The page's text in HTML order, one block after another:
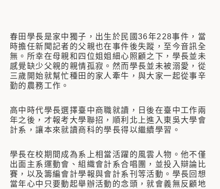
春田學長是家中獨子，出生於民國36年228事件，當
時擔任新聞記者的父親也在事件後失蹤，至今音訊全
無。所幸在母親和四位姐姐細心照顧之下，學長並未
感覺缺少父親的親情孤寂。然而學長並未被溺愛，從
三歲開始就幫忙種田的家人牽牛，與大家一起從事辛
勤的農務工作。
高中時代學長選擇臺中商職就讀，日後在臺中工作兩
年之後，才報考大學聯招，順利北上進入東吳大學會
計系，讓本來就讀商科的學長得以繼續學習。
學長在校期間成為系上相當活躍的風雲人物。他不僅
出面主系運動會、組織會計系合唱團，並投入辯論比
賽，以及籌編會計學報與會計系刊等活動。學長回想
當年心中只要動起舉辦活動的念頭，就會義無反顧地